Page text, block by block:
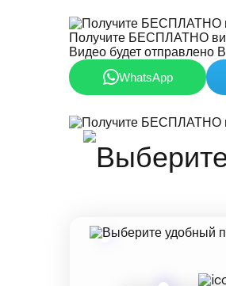
Получите БЕСПЛАТНО
Видео будет отправлено
WhatsApp